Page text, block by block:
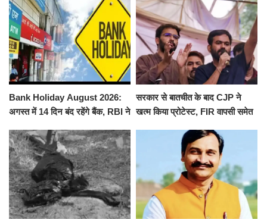
निलंबित
जलाभिषेक
Bank Holiday August 2026:
अगस्त में 14 दिन बंद रहेंगे बैंक, RBI ने
सरकार से बातचीत के बाद CJP ने
खत्म किया प्रोटेस्ट, FIR वापसी समेत